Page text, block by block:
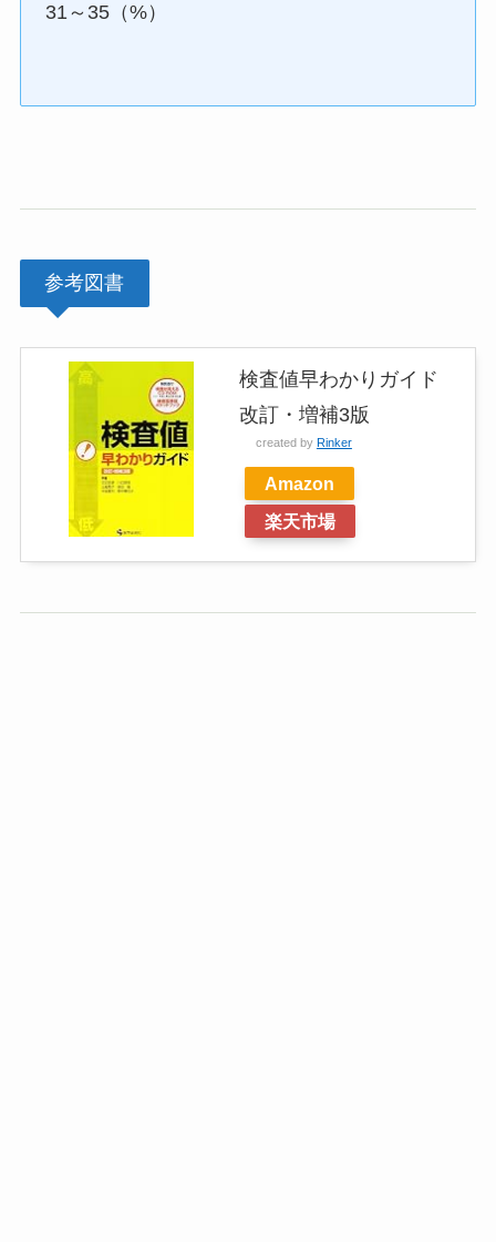
31～35（%）
参考図書
検査値早わかりガイド
改訂・増補3版
created by Rinker
Amazon
楽天市場